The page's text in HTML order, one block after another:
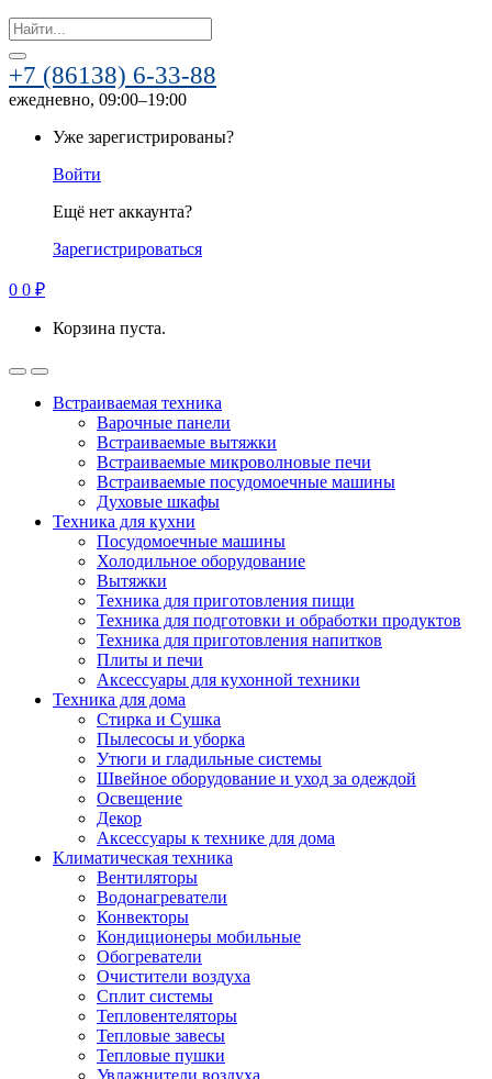
Search
for:
+7 (86138) 6-33-88
ежедневно, 09:00–19:00
Уже зарегистрированы?
Войти
Ещё нет аккаунта?
Зарегистрироваться
0 0 ₽
Корзина пуста.
Встраиваемая техника
Варочные панели
Встраиваемые вытяжки
Встраиваемые микроволновые печи
Встраиваемые посудомоечные машины
Духовые шкафы
Техника для кухни
Посудомоечные машины
Холодильное оборудование
Вытяжки
Техника для приготовления пищи
Техника для подготовки и обработки продуктов
Техника для приготовления напитков
Плиты и печи
Аксессуары для кухонной техники
Техника для дома
Стирка и Сушка
Пылесосы и уборка
Утюги и гладильные системы
Швейное оборудование и уход за одеждой
Освещение
Декор
Аксессуары к технике для дома
Климатическая техника
Вентиляторы
Водонагреватели
Конвекторы
Кондиционеры мобильные
Обогреватели
Очистители воздуха
Сплит системы
Тепловентеляторы
Тепловые завесы
Тепловые пушки
Увлажнители воздуха